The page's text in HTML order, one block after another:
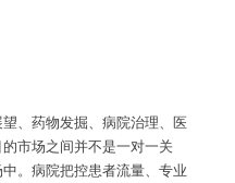
、药物发掘、病院治理、医
市场之间并不是一对一关
。病院把控患者流量、专业